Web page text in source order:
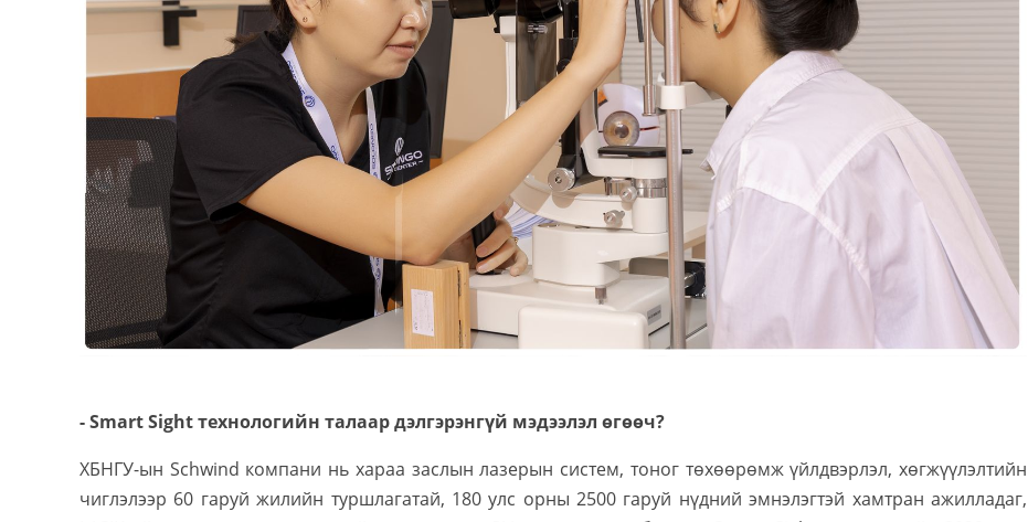
- Smart Sight технологийн талаар дэлгэрэнгүй мэдээлэл өгөөч?
ХБНГУ-ын Schwind компани нь хараа заслын лазерын систем, тоног төхөөрөмж үйлдвэрлэл, хөгжүүлэлтийн
чиглэлээр 60 гаруй жилийн туршлагатай, 180 улс орны 2500 гаруй нүдний эмнэлэгтэй хамтран ажилладаг,